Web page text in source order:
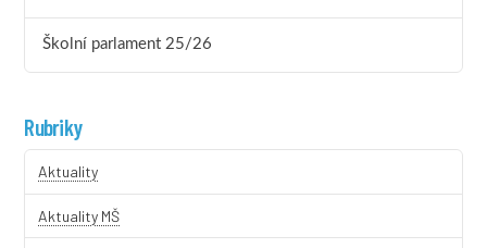
Školní parlament 25/26
Rubriky
Aktuality
Aktuality MŠ